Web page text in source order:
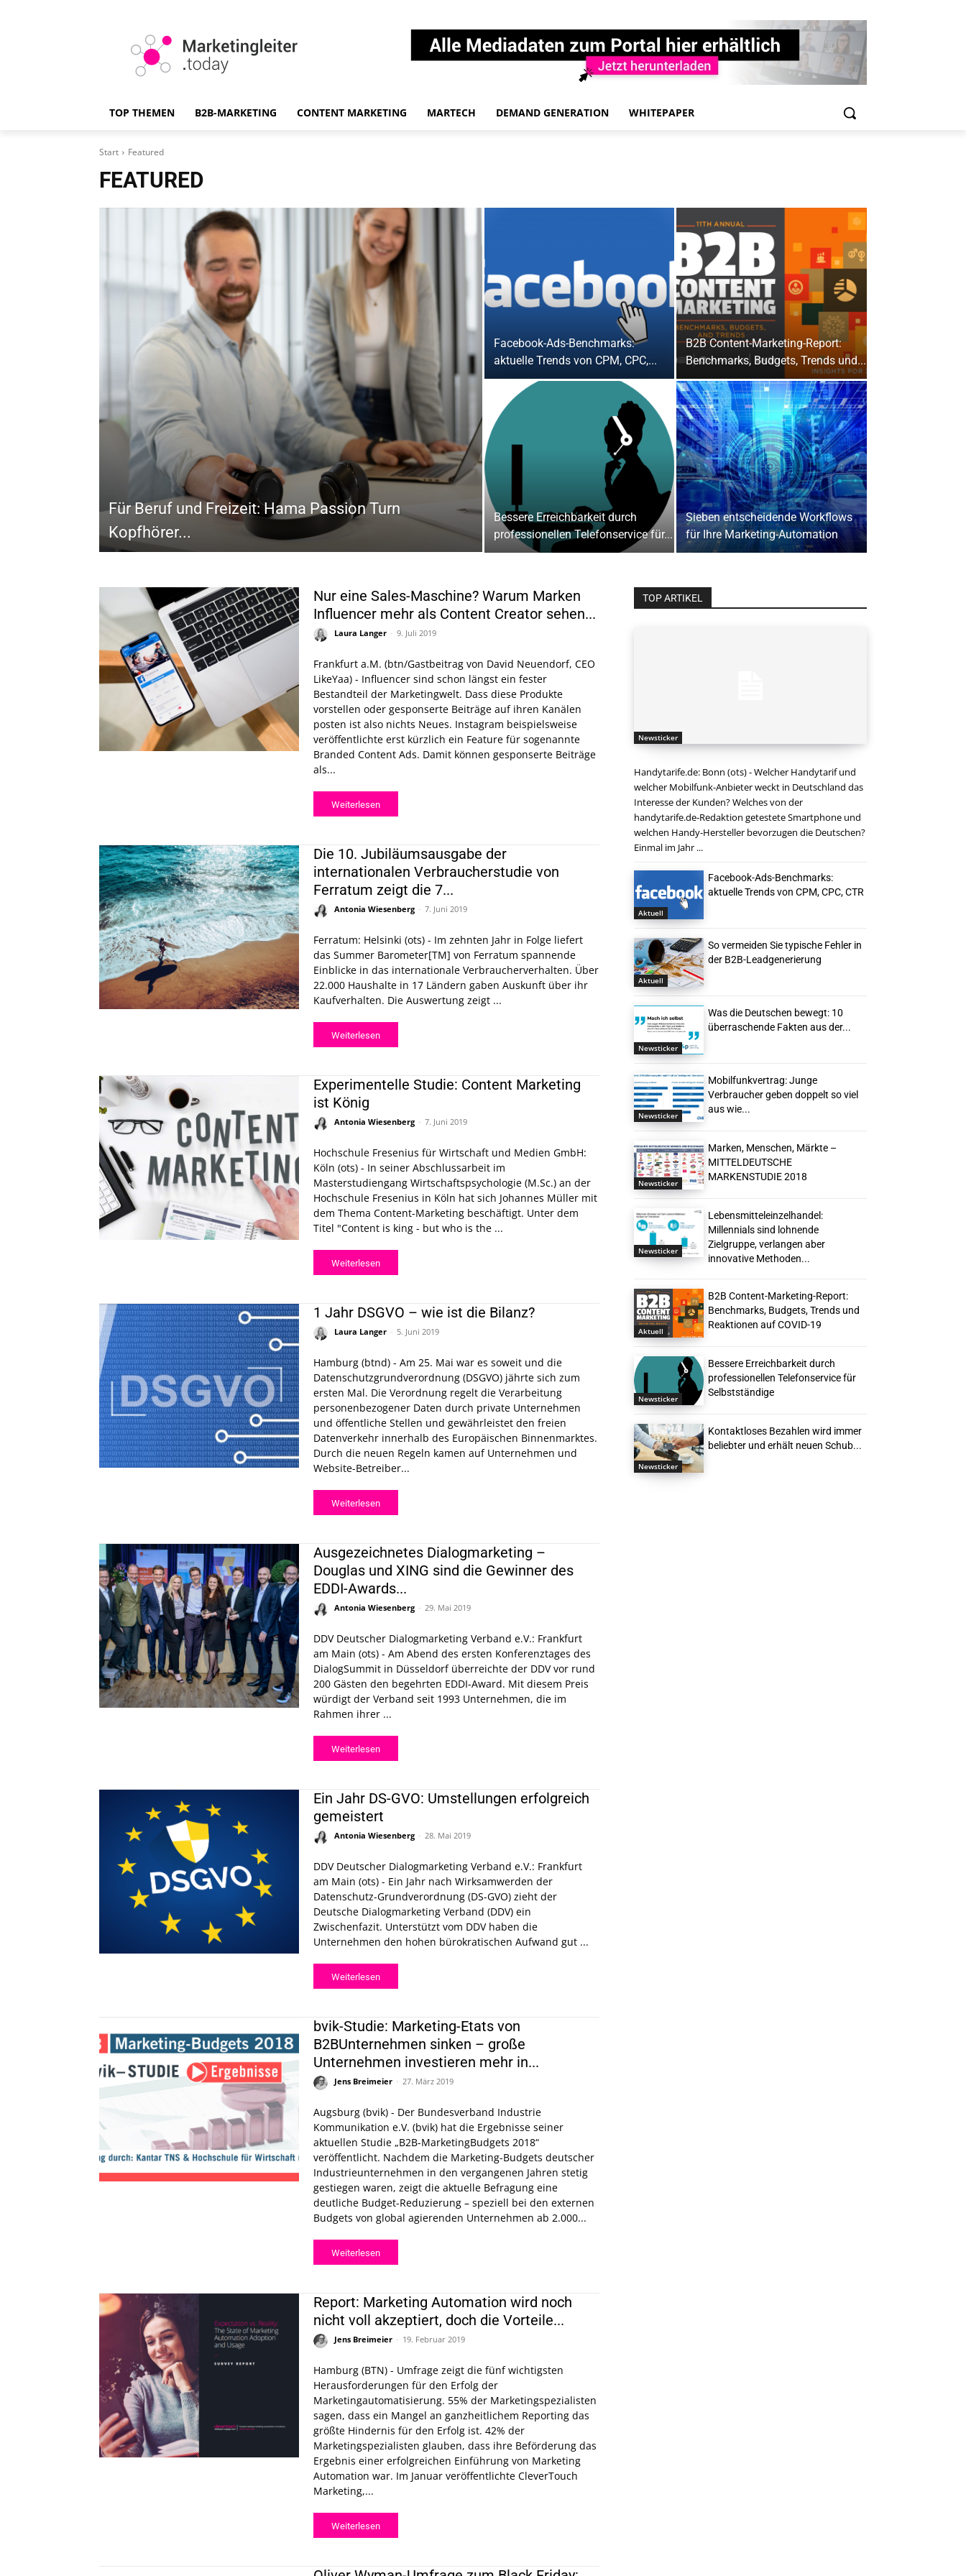
TOP THEMEN B2B-MARKETING CONTENT MARKETING MARTECH DEMAND GENERATION WHITEPAPER
Start Featured
FEATURED
Für Beruf und Freizeit: Hama Passion Turn
Kopfhörer...
Facebook-Ads-Benchmarks:
aktuelle Trends von CPM, CPC,...
B2B Content-Marketing-Report:
Benchmarks, Budgets, Trends und...
Bessere Erreichbarkeit durch
professionellen Telefonservice für...
Sieben entscheidende Workflows
für Ihre Marketing-Automation
Nur eine Sales-Maschine? Warum Marken
Influencer mehr als Content Creator sehen...
Laura Langer - 9. Juli 2019
Frankfurt a.M. (btn/Gastbeitrag von David Neuendorf, CEO
LikeYaa) - Influencer sind schon längst ein fester
Bestandteil der Marketingwelt. Dass diese Produkte
vorstellen oder gesponserte Beiträge auf ihren Kanälen
posten ist also nichts Neues. Instagram beispielsweise
veröffentlichte erst kürzlich ein Feature für sogenannte
Branded Content Ads. Damit können gesponserte Beiträge
als...
Weiterlesen
Die 10. Jubiläumsausgabe der
internationalen Verbraucherstudie von
Ferratum zeigt die 7...
Antonia Wiesenberg - 7. Juni 2019
Ferratum: Helsinki (ots) - Im zehnten Jahr in Folge liefert
das Summer Barometer[TM] von Ferratum spannende
Einblicke in das internationale Verbraucherverhalten. Über
22.000 Haushalte in 17 Ländern gaben Auskunft über ihr
Kaufverhalten. Die Auswertung zeigt ...
Weiterlesen
Experimentelle Studie: Content Marketing
ist König
Antonia Wiesenberg - 7. Juni 2019
Hochschule Fresenius für Wirtschaft und Medien GmbH:
Köln (ots) - In seiner Abschlussarbeit im
Masterstudiengang Wirtschaftspsychologie (M.Sc.) an der
Hochschule Fresenius in Köln hat sich Johannes Müller mit
dem Thema Content-Marketing beschäftigt. Unter dem
Titel "Content is king - but who is the ...
Weiterlesen
1 Jahr DSGVO – wie ist die Bilanz?
Laura Langer - 5. Juni 2019
Hamburg (btnd) - Am 25. Mai war es soweit und die
Datenschutzgrundverordnung (DSGVO) jährte sich zum
ersten Mal. Die Verordnung regelt die Verarbeitung
personenbezogener Daten durch private Unternehmen
und öffentliche Stellen und gewährleistet den freien
Datenverkehr innerhalb des Europäischen Binnenmarktes.
Durch die neuen Regeln kamen auf Unternehmen und
Website-Betreiber...
Weiterlesen
Ausgezeichnetes Dialogmarketing –
Douglas und XING sind die Gewinner des
EDDI-Awards...
Antonia Wiesenberg - 29. Mai 2019
DDV Deutscher Dialogmarketing Verband e.V.: Frankfurt
am Main (ots) - Am Abend des ersten Konferenztages des
DialogSummit in Düsseldorf überreichte der DDV vor rund
200 Gästen den begehrten EDDI-Award. Mit diesem Preis
würdigt der Verband seit 1993 Unternehmen, die im
Rahmen ihrer ...
Weiterlesen
Ein Jahr DS-GVO: Umstellungen erfolgreich
gemeistert
Antonia Wiesenberg - 28. Mai 2019
DDV Deutscher Dialogmarketing Verband e.V.: Frankfurt
am Main (ots) - Ein Jahr nach Wirksamwerden der
Datenschutz-Grundverordnung (DS-GVO) zieht der
Deutsche Dialogmarketing Verband (DDV) ein
Zwischenfazit. Unterstützt vom DDV haben die
Unternehmen den hohen bürokratischen Aufwand gut ...
Weiterlesen
bvik-Studie: Marketing-Etats von
B2BUnternehmen sinken – große
Unternehmen investieren mehr in...
Jens Breimeier - 27. März 2019
Augsburg (bvik) - Der Bundesverband Industrie
Kommunikation e.V. (bvik) hat die Ergebnisse seiner
aktuellen Studie „B2B-MarketingBudgets 2018“
veröffentlicht. Nachdem die Marketing-Budgets deutscher
Industrieunternehmen in den vergangenen Jahren stetig
gestiegen waren, zeigt die aktuelle Befragung eine
deutliche Budget-Reduzierung – speziell bei den externen
Budgets von global agierenden Unternehmen ab 2.000...
Weiterlesen
Report: Marketing Automation wird noch
nicht voll akzeptiert, doch die Vorteile...
Jens Breimeier - 19. Februar 2019
Hamburg (BTN) - Umfrage zeigt die fünf wichtigsten
Herausforderungen für den Erfolg der
Marketingautomatisierung. 55% der Marketingspezialisten
sagen, dass ein Mangel an ganzheitlichem Reporting das
größte Hindernis für den Erfolg ist. 42% der
Marketingspezialisten glauben, dass ihre Beförderung das
Ergebnis einer erfolgreichen Einführung von Marketing
Automation war. Im Januar veröffentlichte CleverTouch
Marketing,...
Weiterlesen
TOP ARTIKEL
Newsticker
Handytarife.de: Bonn (ots) - Welcher Handytarif und
welcher Mobilfunk-Anbieter weckt in Deutschland das
Interesse der Kunden? Welches von der
handytarife.de-Redaktion getestete Smartphone und
welchen Handy-Hersteller bevorzugen die Deutschen?
Einmal im Jahr ...
Aktuell
Facebook-Ads-Benchmarks:
aktuelle Trends von CPM, CPC, CTR
Aktuell
So vermeiden Sie typische Fehler in
der B2B-Leadgenerierung
Newsticker
Was die Deutschen bewegt: 10
überraschende Fakten aus der...
Newsticker
Mobilfunkvertrag: Junge
Verbraucher geben doppelt so viel
aus wie...
Newsticker
Marken, Menschen, Märkte –
MITTELDEUTSCHE
MARKENSTUDIE 2018
Newsticker
Lebensmitteleinzelhandel:
Millennials sind lohnende
Zielgruppe, verlangen aber
innovative Methoden...
Aktuell
B2B Content-Marketing-Report:
Benchmarks, Budgets, Trends und
Reaktionen auf COVID-19
Newsticker
Bessere Erreichbarkeit durch
professionellen Telefonservice für
Selbstständige
Newsticker
Kontaktloses Bezahlen wird immer
beliebter und erhält neuen Schub...